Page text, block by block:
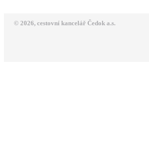
© 2026, cestovní kancelář Čedok a.s.